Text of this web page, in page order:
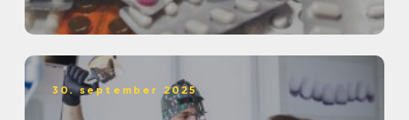
30. september 2025